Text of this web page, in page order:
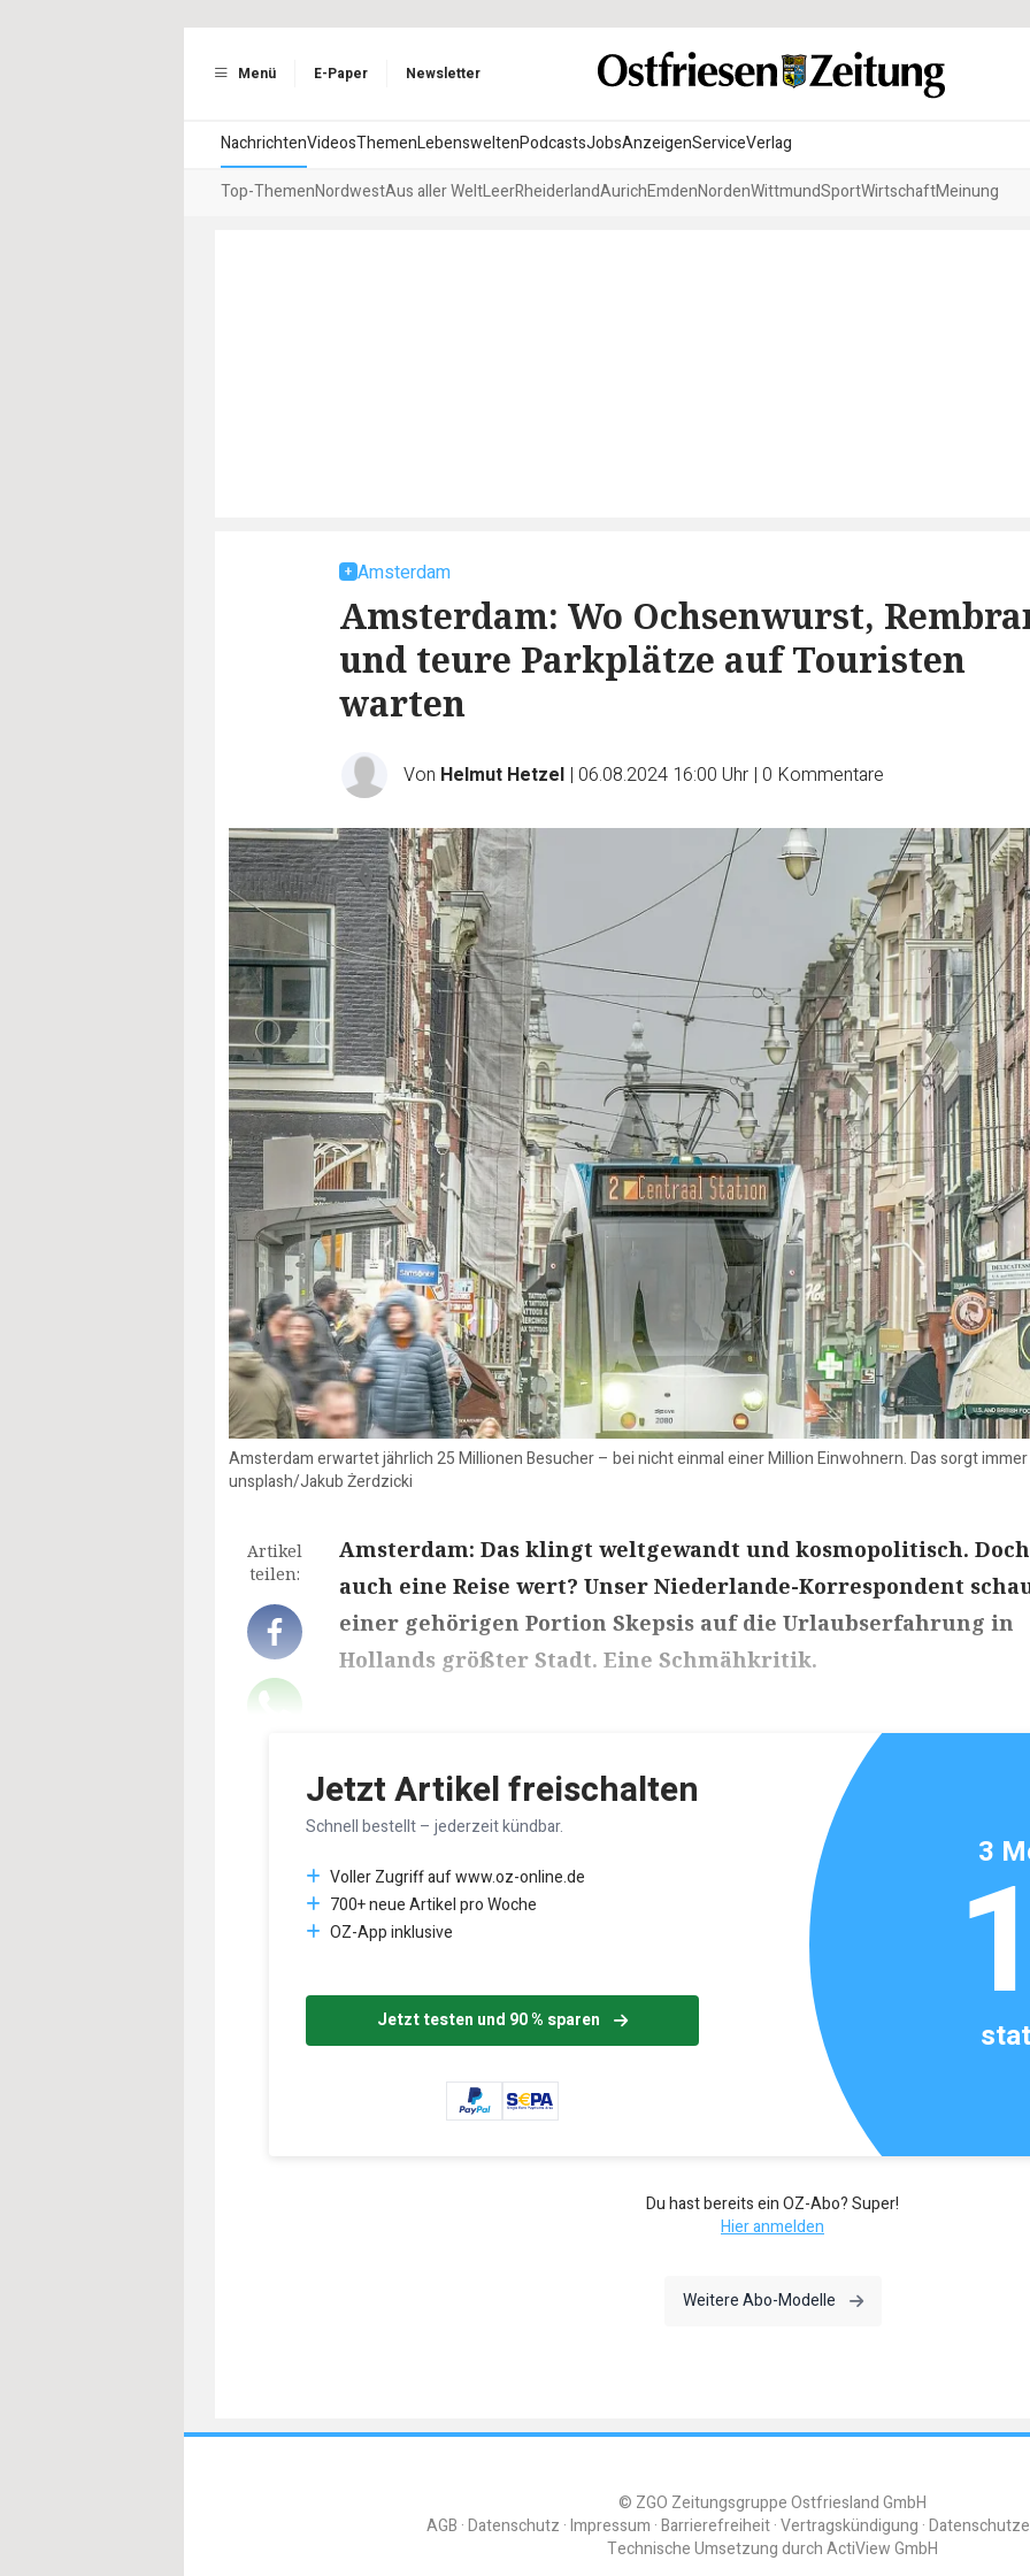
Menü E-Paper Newsletter
NachrichtenVideosThemenLebensweltenPodcastsJobsAnzeigenServiceVerlag
Top-ThemenNordwestAus aller WeltLeerRheiderlandAurichEmdenNordenWittmundSportWirtschaftMeinung
Amsterdam
Amsterdam: Wo Ochsenwurst,
und teure Parkplätze auf Touristen
warten
Von Helmut Hetzel | 06.08.2024 16:00 Uhr | 0 Kommentare
Amsterdam erwartet jährlich 25 Millionen Besucher – bei nicht einmal einer Million Einwohnern. Das sorgt
unsplash/Jakub Żerdzicki
Artikel
teilen:
Amsterdam: Das klingt weltgewandt und kosmopolitisch.
auch eine Reise wert? Unser Niederlande-Korrespondent
einer gehörigen Portion Skepsis auf die Urlaubserfahrung in
Hollands größter Stadt. Eine Schmähkritik.
Jetzt Artikel freischalten
Schnell bestellt – jederzeit kündbar.
Voller Zugriff auf www.oz-online.de
700+ neue Artikel pro Woche
OZ-App inklusive
Jetzt testen und 90 % sparen
3
Du hast bereits ein OZ-Abo? Super!
Hier anmelden
Weitere Abo-Modelle
© ZGO Zeitungsgruppe Ostfriesland GmbH
AGB Datenschutz Impressum Barrierefreiheit Vertragskündigung
Technische Umsetzung durchActiView GmbH